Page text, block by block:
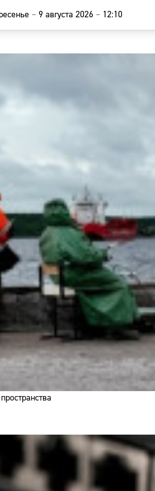
– 9 августа 2026 – 12:10
Наши гости
Погода
Курсы валют